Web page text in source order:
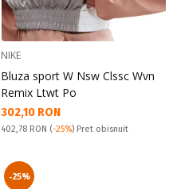
NIKE
Bluza sport W Nsw Clssc Wvn
Remix Ltwt Po
Текуща цена:
302,10 RON
Pret obisnuit:
402,78 RON (-25%) Pret obisnuit
-25%